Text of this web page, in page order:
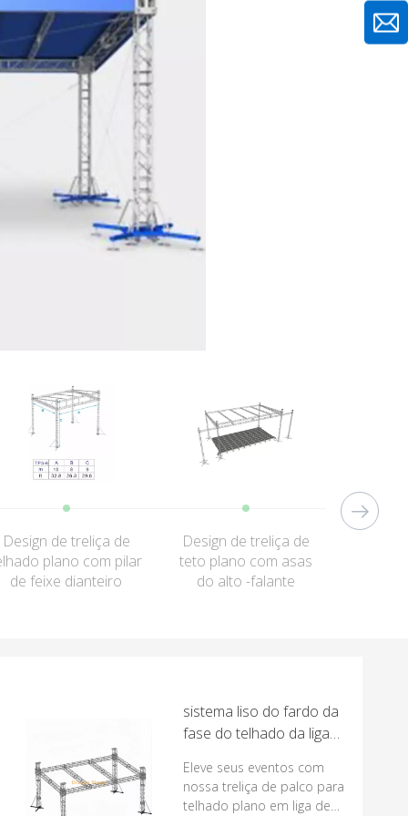
Design de treliça de
plano com pilar
de feixe dianteiro
Design de treliça de
teto plano com asas
do alto -falante
sistema liso do fardo da
fase do telhado da liga
para eventos exteriores
móveis
Eleve seus eventos com
nossa treliça de palco para
telhado plano em liga de